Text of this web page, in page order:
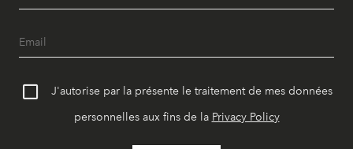
J'autorise par la présente le traitement de mes données
personnelles aux fins de la Privacy Policy